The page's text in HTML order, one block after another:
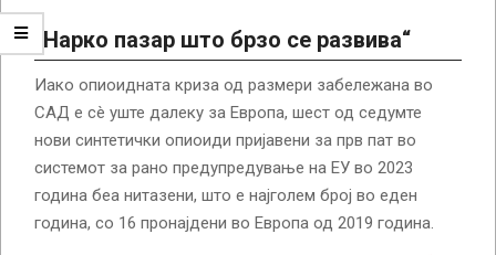
Нарко пазар што брзо се развива“
Иако опиоидната криза од размери забележана во
САД е сè уште далеку за Европа, шест од седумте
нови синтетички опиоиди пријавени за прв пат во
системот за рано предупредување на ЕУ во 2023
година беа нитазени, што е најголем број во еден
година, со 16 пронајдени во Европа од 2019 година.